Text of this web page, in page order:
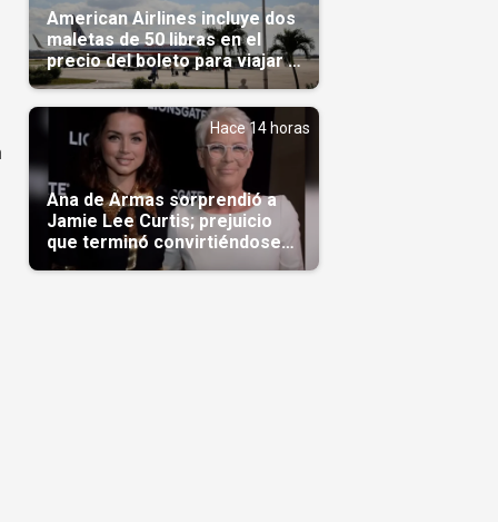
American Airlines incluye dos
maletas de 50 libras en el
precio del boleto para viajar a
Cuba en agosto
Hace 14 horas
Ana de Armas sorprendió a
Jamie Lee Curtis; prejuicio
que terminó convirtiéndose
en admiración en Hollywood